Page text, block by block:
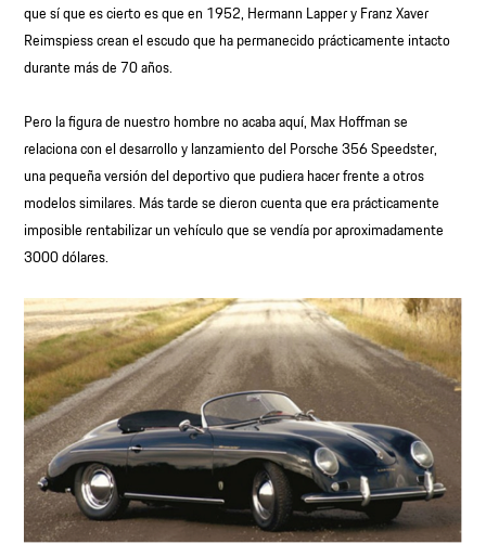
que sí que es cierto es que en 1952, Hermann Lapper y Franz Xaver
Reimspiess crean el escudo que ha permanecido prácticamente intacto
durante más de 70 años.
Pero la figura de nuestro hombre no acaba aquí, Max Hoffman se
relaciona con el desarrollo y lanzamiento del Porsche 356 Speedster,
una pequeña versión del deportivo que pudiera hacer frente a otros
modelos similares. Más tarde se dieron cuenta que era prácticamente
imposible rentabilizar un vehículo que se vendía por aproximadamente
3000 dólares.